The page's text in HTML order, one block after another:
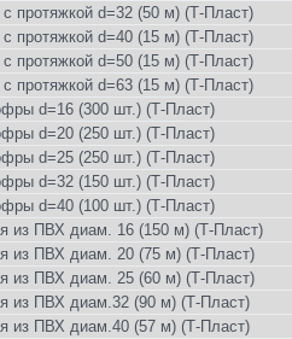
протяжкой d=32 (50 м) (Т-Пласт)
протяжкой d=40 (15 м) (Т-Пласт)
протяжкой d=50 (15 м) (Т-Пласт)
протяжкой d=63 (15 м) (Т-Пласт)
d=16 (300 шт.) (Т-Пласт)
d=20 (250 шт.) (Т-Пласт)
d=25 (250 шт.) (Т-Пласт)
d=32 (150 шт.) (Т-Пласт)
d=40 (100 шт.) (Т-Пласт)
из ПВХ диам. 16 (150 м) (Т-Пласт)
из ПВХ диам. 20 (75 м) (Т-Пласт)
из ПВХ диам. 25 (60 м) (Т-Пласт)
из ПВХ диам.32 (90 м) (Т-Пласт)
из ПВХ диам.40 (57 м) (Т-Пласт)